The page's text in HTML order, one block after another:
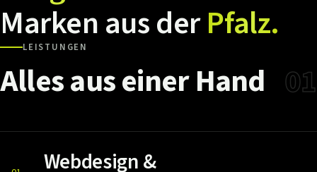
MarkenausderPfalz.
LEISTUNGEN
AllesauseinerHand 01
Webdesign &